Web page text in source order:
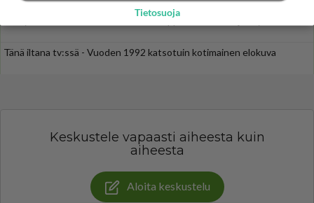
Henry-miljonääriltä
Kun yksi kauhallinen ei riitä... Tämä helppo arkiruoka ei jää syömättä!
Tänä iltana tv:ssä - Vuoden 1992 katsotuin kotimainen elokuva
Keskustele vapaasti aiheesta kuin
aiheesta
Aloita keskustelu
Tietosuoja